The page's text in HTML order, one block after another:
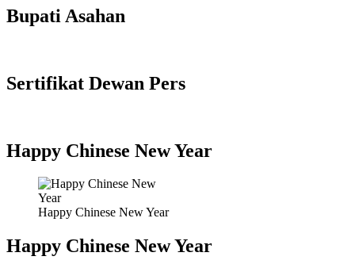
Bupati Asahan
Sertifikat Dewan Pers
Happy Chinese New Year
Happy Chinese New Year
Happy Chinese New Year